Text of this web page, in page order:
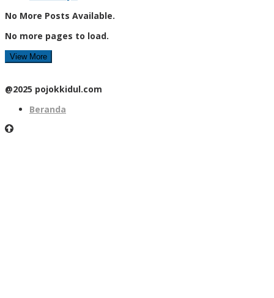
No More Posts Available.
No more pages to load.
View More
@2025 pojokkidul.com
Beranda